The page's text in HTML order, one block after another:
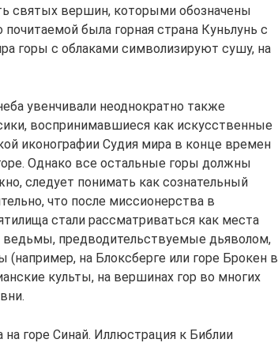
святых вершин, которыми обозначены
была горная страна Куньлунь с
горы с облаками символизируют сушу, на
увенчивали неоднократно также
воспринимавшиеся как искусственные
иконографии Судия мира в конце времен
Однако все остальные горы должны
следует понимать как сознательный
что после миссионерства в
стали рассматриваться как места
ведьмы, предводительствуемые дьяволом,
на Блоксберге или горе Брокен в
культы, на вершинах гор во многих
горе Синай. Иллюстрация к Библии